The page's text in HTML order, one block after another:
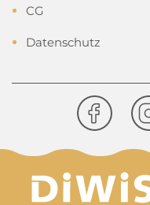
CG
Datenschutz